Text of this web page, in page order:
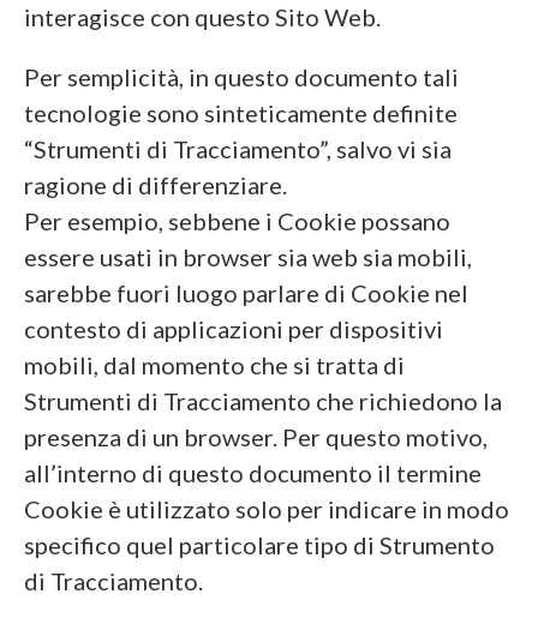
interagisce con questo Sito Web.
Per semplicità, in questo documento tali
tecnologie sono sinteticamente definite
“Strumenti di Tracciamento”, salvo vi sia
ragione di differenziare.
Per esempio, sebbene i Cookie possano
essere usati in browser sia web sia mobili,
sarebbe fuori luogo parlare di Cookie nel
contesto di applicazioni per dispositivi
mobili, dal momento che si tratta di
Strumenti di Tracciamento che richiedono la
presenza di un browser. Per questo motivo,
all’interno di questo documento il termine
Cookie è utilizzato solo per indicare in modo
specifico quel particolare tipo di Strumento
di Tracciamento.